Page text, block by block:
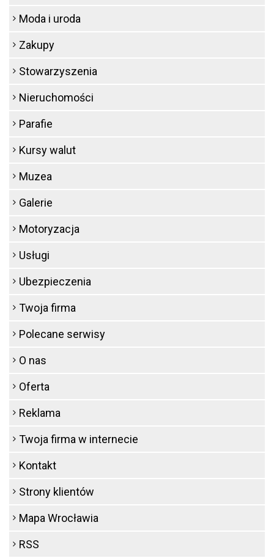
Moda i uroda
Zakupy
Stowarzyszenia
Nieruchomości
Parafie
Kursy walut
Muzea
Galerie
Motoryzacja
Usługi
Ubezpieczenia
Twoja firma
Polecane serwisy
O nas
Oferta
Reklama
Twoja firma w internecie
Kontakt
Strony klientów
Mapa Wrocławia
RSS